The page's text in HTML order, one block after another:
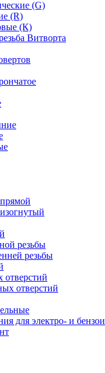
(G)
(R)
(К)
Витворта
резьбы
резьбы
отверстий
отверстий
для электро- и